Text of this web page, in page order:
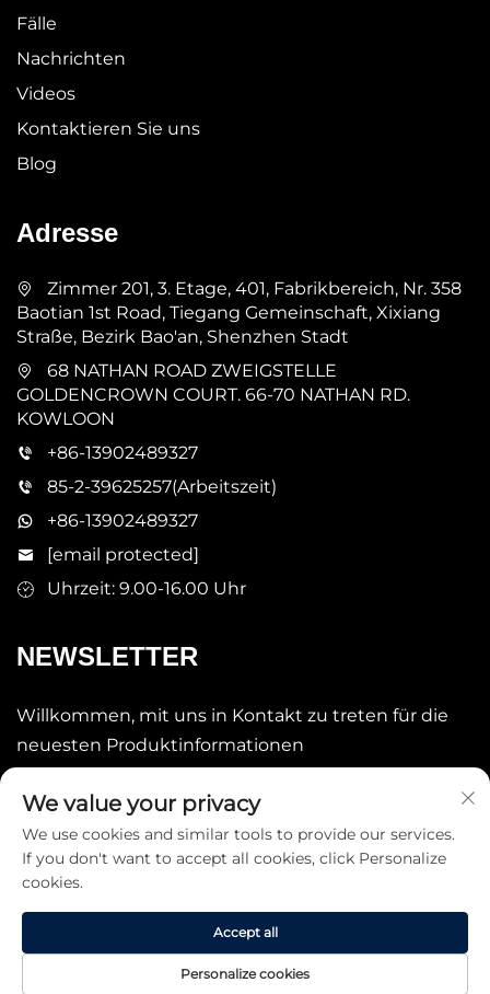
Fälle
Nachrichten
Videos
Kontaktieren Sie uns
Blog
Adresse
Zimmer 201, 3. Etage, 401, Fabrikbereich, Nr. 358
Baotian 1st Road, Tiegang Gemeinschaft, Xixiang
Straße, Bezirk Bao'an, Shenzhen Stadt
68 NATHAN ROAD ZWEIGSTELLE
GOLDENCROWN COURT. 66-70 NATHAN RD.
KOWLOON
+86-13902489327
85-2-39625257(Arbeitszeit)
+86-13902489327
[email protected]
Uhrzeit: 9.00-16.00 Uhr
NEWSLETTER
Willkommen, mit uns in Kontakt zu treten für die
neuesten Produktinformationen
Copyright © 2025 China STARLAKE LTD. Alle Rechte
vorbehalten. - Datenschutzrichtlinie
We value your privacy
We use cookies and similar tools to provide our services.
If you don't want to accept all cookies, click Personalize
cookies.
Personalize cookies
Accept all